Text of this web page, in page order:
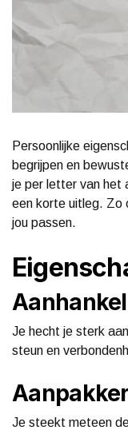
Persoonlijke
begrijpen en
je per letter van het
een korte uitleg. Zo
jou passen.
Je hecht je sterk
steun en
Aanpakker
Je steekt meteen